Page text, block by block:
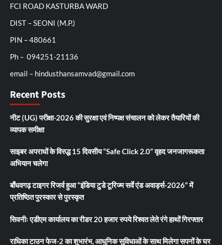
FCI ROAD KASTURBA WARD
DIST – SEONI (M.P.)
PIN – 480661
Ph – 094251-21136
email – hindusthansamvad@gmail.com
Recent Posts
नीट (UG) परीक्षा-2026 की सुरक्षा एवं निष्पक्ष संचालन को लेकर तैयारियों की
व्यापक समीक्षा
साइबर अपराधों के विरुद्ध 15 दिवसीय “Safe Click 2.0” वृहद जनजागरूकता
अभियान चलेगा
बाँधवगढ़ टाइगर रिजर्व हुआ “इंडिया टुडे टूरिज्म सर्वे एंड अवार्ड्स-2026” में
प्रतिष्ठित पुरस्कार से पुरस्कृत
सिवनीः एडीएम कार्यालय का रीडर 20 हजार रुपये रिश्वत लेते रंगे हाथों गिरफ्तार
राधिका टाउन फेज-2 का शुभारंभ, आधुनिक सुविधाओं के साथ मिलेगा सपनों के घर